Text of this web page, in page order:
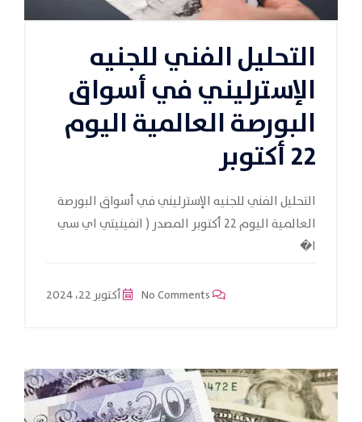
التحليل الفني للجنيه
الإسترليني في أسواق
البورصة العالمية اليوم
22 أكتوبر
التحليل الفني للجنيه الإسترليني في أسواق البورصة
العالمية اليوم 22 أكتوبر المصدر ( انفينيتي اي سي
ا�
أكتوبر 22، 2024